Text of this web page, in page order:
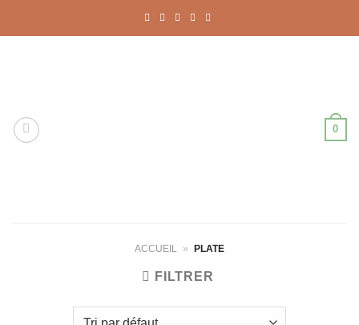
0
ACCUEIL » PLATE
FILTRER